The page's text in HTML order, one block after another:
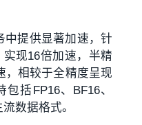
中提供显著加速，针
现16倍加速，半精
，相较于全精度呈现
括FP16、BF16、
数据格式。